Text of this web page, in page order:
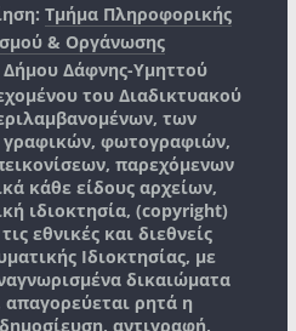
Τμήμα Πληροφορικής
& Οργάνωσης
Δήμου Δάφνης-Υμηττού
του Διαδικτυακού
των
γραφικών, φωτογραφιών,
παρεχόμενων
κάθε είδους αρχείων,
ιδιοκτησία, (copyright)
εθνικές και διεθνείς
Ιδιοκτησίας, με
δικαιώματα
ρητά η
αντιγραφή,